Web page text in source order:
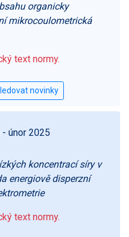
organicky
mikrocoulometrická
text normy.
- únor 2025
koncentrací síry v
energiově disperzní
text normy.